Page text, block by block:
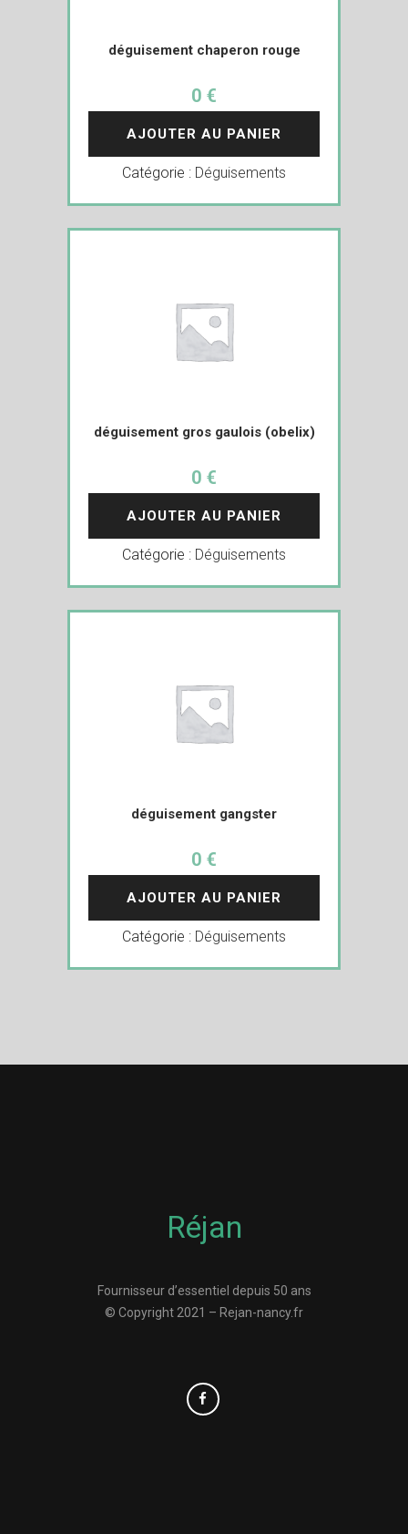
déguisement chaperon rouge
0 €
AJOUTER AU PANIER
Catégorie : Déguisements
déguisement gros gaulois (obelix)
0 €
AJOUTER AU PANIER
Catégorie : Déguisements
déguisement gangster
0 €
AJOUTER AU PANIER
Catégorie : Déguisements
Réjan
Fournisseur d’essentiel depuis 50 ans
© Copyright 2021 – Rejan-nancy.fr